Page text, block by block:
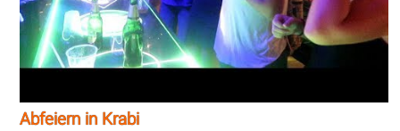
Abfeiern in Krabi